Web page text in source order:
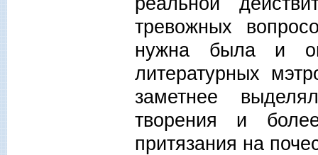
тревожных
нужна была и
литературных
заметнее
творения и
притязания на